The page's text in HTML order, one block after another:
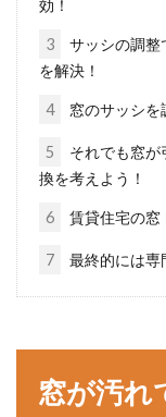
効！
3
サッシの調整
を解決！
4 窓のサッシを
5
それでも窓
換を考えよう！
6 賃貸住宅の窓
7 最終的には専
窓が汚れ